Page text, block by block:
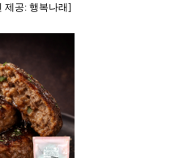
제공: 행복나래]